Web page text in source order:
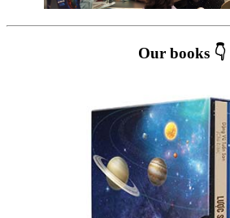
Our books 👇